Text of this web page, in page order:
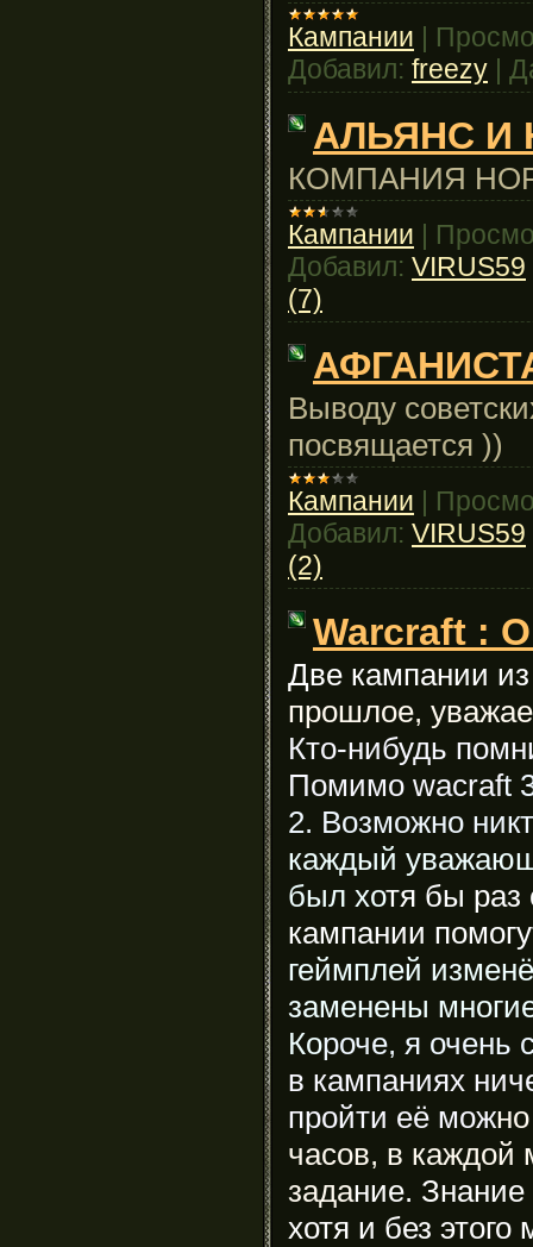
Кампании |
Добавил: freezy |
АЛЬЯНС И
КОМПАНИЯ
Кампании |
Добавил: VIRUS59
(7)
Выводу
посвящается ))
Кампании |
Добавил: VIRUS59
(2)
Warcraft :
Две кампании
прошлое,
Кто-нибудь
Помимо wacraft
2. Возможно
каждый
был хотя бы раз
кампании
геймплей
заменены
Короче, я очень
в кампаниях
пройти её мож
часов, в каждой
задание. Знание
хотя и без